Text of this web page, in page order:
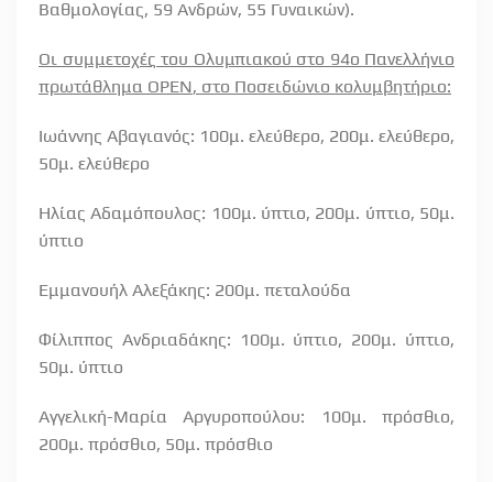
Βαθμολογίας, 59 Ανδρών, 55 Γυναικών).
Οι συμμετοχές του Ολυμπιακού στο 94ο Πανελλήνιο
πρωτάθλημα OPEN, στο Ποσειδώνιο κολυμβητήριο:
Ιωάννης Αβαγιανός: 100μ. ελεύθερο, 200μ. ελεύθερο,
50μ. ελεύθερο
Ηλίας Αδαμόπουλος: 100μ. ύπτιο, 200μ. ύπτιο, 50μ.
ύπτιο
Εμμανουήλ Αλεξάκης: 200μ. πεταλούδα
Φίλιππος Ανδριαδάκης: 100μ. ύπτιο, 200μ. ύπτιο,
50μ. ύπτιο
Αγγελική-Μαρία Αργυροπούλου: 100μ. πρόσθιο,
200μ. πρόσθιο, 50μ. πρόσθιο